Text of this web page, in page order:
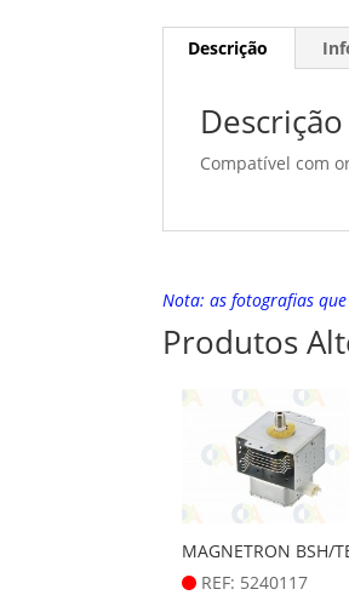
Descrição
Descrição
Compatível com
Nota: as fotografias
Produtos
MAGNETRON BSH/
REF: 5240117